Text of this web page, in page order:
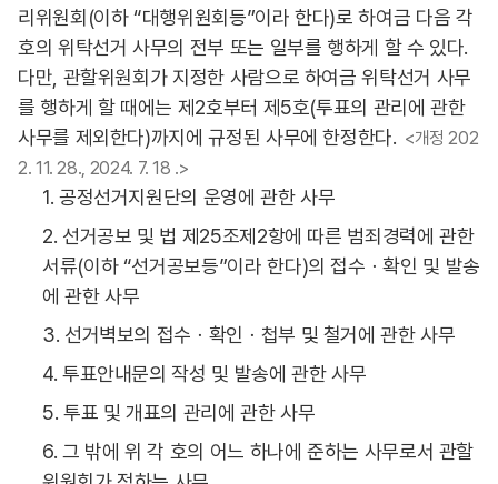
리위원회(이하 “대행위원회등”이라 한다)로 하여금 다음 각
호의 위탁선거 사무의 전부 또는 일부를 행하게 할 수 있다.
다만, 관할위원회가 지정한 사람으로 하여금 위탁선거 사무
를 행하게 할 때에는 제2호부터 제5호(투표의 관리에 관한
사무를 제외한다)까지에 규정된 사무에 한정한다. <개정 202
2. 11. 28., 2024. 7. 18 .>
1. 공정선거지원단의 운영에 관한 사무
2. 선거공보 및 법 제25조제2항에 따른 범죄경력에 관한
서류(이하 “선거공보등”이라 한다)의 접수ㆍ확인 및 발송
에 관한 사무
3. 선거벽보의 접수ㆍ확인ㆍ첩부 및 철거에 관한 사무
4. 투표안내문의 작성 및 발송에 관한 사무
5. 투표 및 개표의 관리에 관한 사무
6. 그 밖에 위 각 호의 어느 하나에 준하는 사무로서 관할